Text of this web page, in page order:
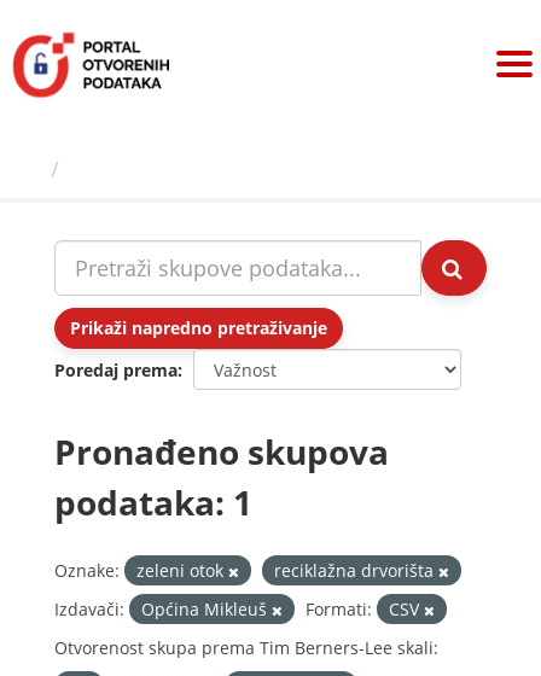
sadržaj
Prikaži napredno pretraživanje
Poredaj prema
Pronađeno skupova
podataka: 1
Oznake: zeleni otok
reciklažna drvorišta
Izdavači:
Općina Mikleuš Formati:
CSV
Otvorenost skupa prema Tim Berners-Lee skali: